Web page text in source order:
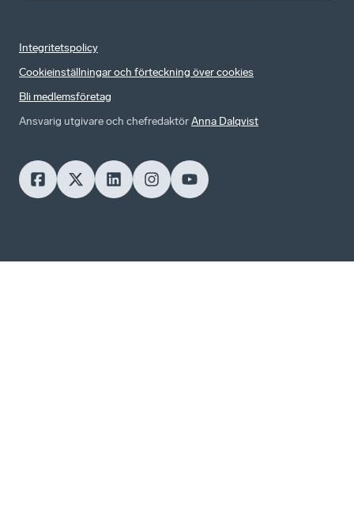
Integritetspolicy
Cookieinställningar och förteckning över cookies
Bli medlemsföretag
Ansvarig utgivare och chefredaktörAnna Dalqvist